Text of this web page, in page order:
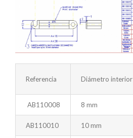
Referencia Diámetro interior
AB110008 8 mm
AB110010 10 mm